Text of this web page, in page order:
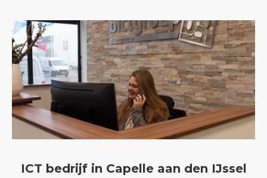
ICT bedrijf in Capelle aan den IJssel